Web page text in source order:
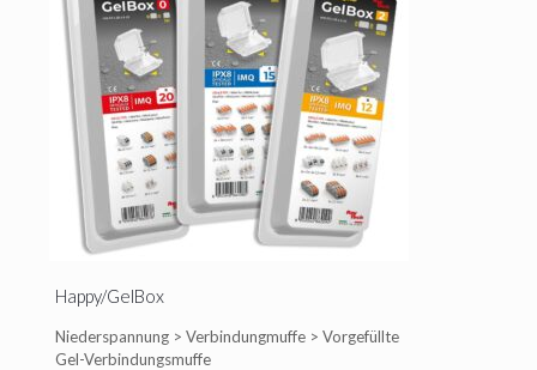
Happy/GelBox
Niederspannung > Verbindungmuffe > Vorgefüllte
Gel-Verbindungsmuffe